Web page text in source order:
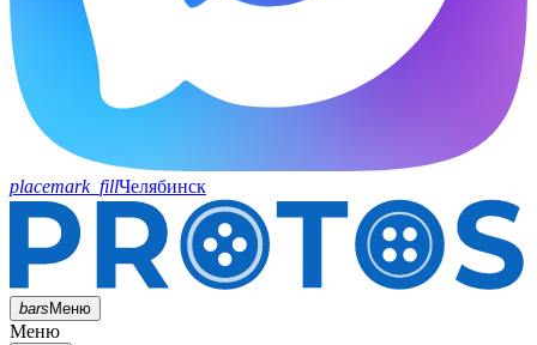
placemark_fillЧелябинск
barsМеню
Меню